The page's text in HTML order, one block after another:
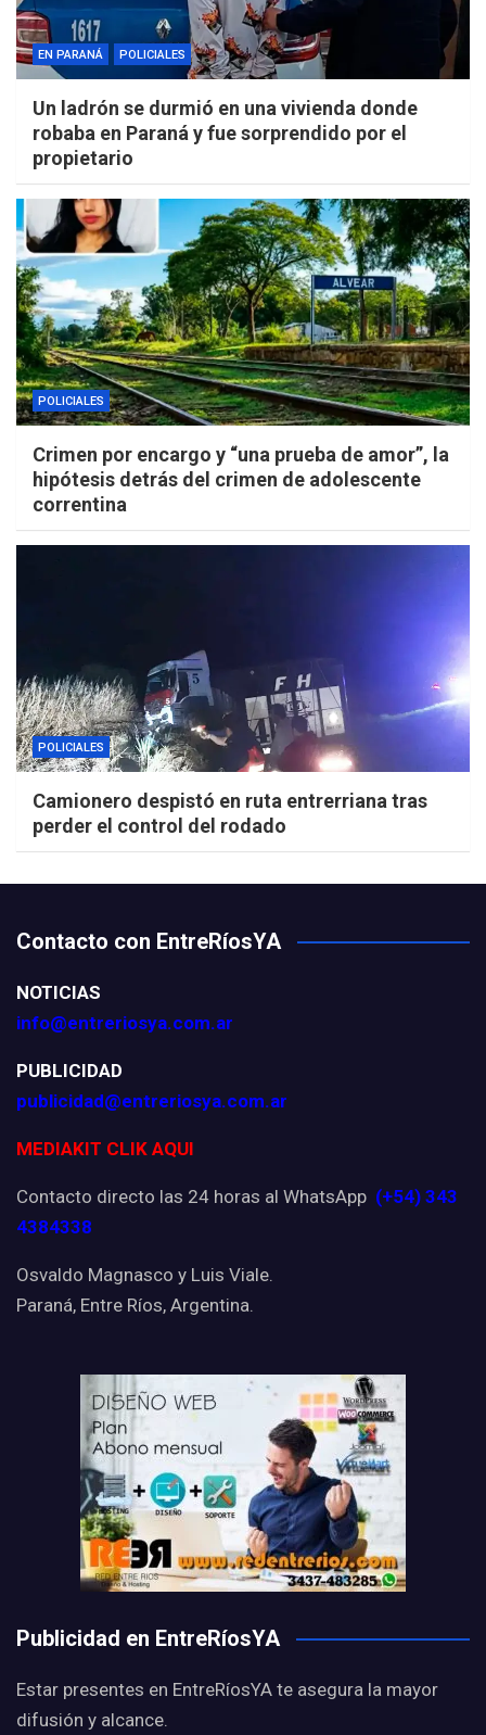
EN PARANÁ POLICIALES
Un ladrón se durmió en una vivienda donde
robaba en Paraná y fue sorprendido por el
propietario
POLICIALES
Crimen por encargo y “una prueba de amor”, la
hipótesis detrás del crimen de adolescente
correntina
POLICIALES
Camionero despistó en ruta entrerriana tras
perder el control del rodado
Contacto con EntreRíosYA
NOTICIAS
info@entreriosya.com.ar
PUBLICIDAD
publicidad@entreriosya.com.ar
MEDIAKIT CLIK AQUI
Contacto directo las 24 horas al WhatsApp (+54) 343
4384338
Osvaldo Magnasco y Luis Viale.
Paraná, Entre Ríos, Argentina.
Publicidad en EntreRíosYA
Estar presentes en EntreRíosYA te asegura la mayor
difusión y alcance.